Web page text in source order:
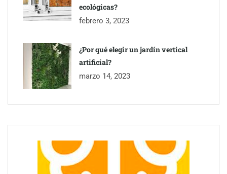
ecológicas?
febrero 3, 2023
¿Por qué elegir un jardín vertical
artificial?
marzo 14, 2023